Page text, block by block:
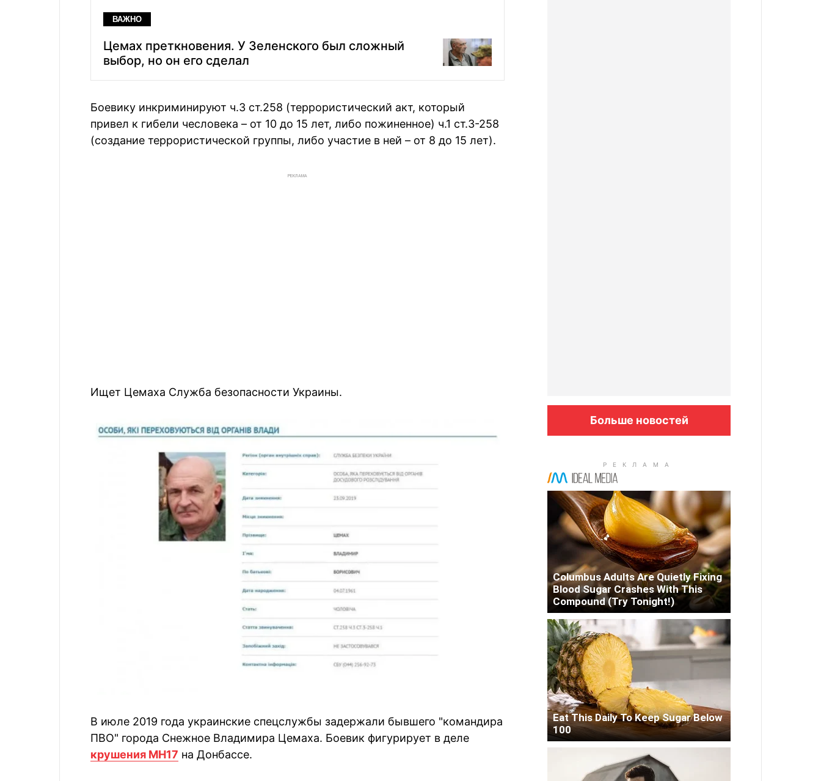
ВАЖНО
Цемах преткновения. У Зеленского был сложный
выбор, но он его сделал
Боевику инкриминируют ч.3 ст.258 (террористический акт, который
привел к гибели чесловека – от 10 до 15 лет, либо пожиненное) ч.1 ст.3-258
(создание террористической группы, либо участие в ней – от 8 до 15 лет).
РЕКЛАМА
Ищет Цемаха Служба безопасности Украины.
В июле 2019 года украинские спецслужбы задержали бывшего "командира
ПВО" города Снежное Владимира Цемаха. Боевик фигурирует в деле
крушения МН17 на Донбассе.
Больше новостей